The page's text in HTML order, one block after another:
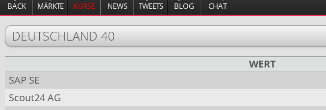
BACK MÄRKTE KURSE NEWS TWEETS BLOG CHAT
DEUTSCHLAND 40
WERT
SAP SE
Scout24 AG